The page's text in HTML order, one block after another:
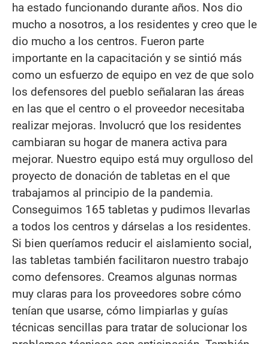
ha estado funcionando durante años. Nos dio
mucho a nosotros, a los residentes y creo que le
dio mucho a los centros. Fueron parte
importante en la capacitación y se sintió más
como un esfuerzo de equipo en vez de que solo
los defensores del pueblo señalaran las áreas
en las que el centro o el proveedor necesitaba
realizar mejoras. Involucró que los residentes
cambiaran su hogar de manera activa para
mejorar. Nuestro equipo está muy orgulloso del
proyecto de donación de tabletas en el que
trabajamos al principio de la pandemia.
Conseguimos 165 tabletas y pudimos llevarlas
a todos los centros y dárselas a los residentes.
Si bien queríamos reducir el aislamiento social,
las tabletas también facilitaron nuestro trabajo
como defensores. Creamos algunas normas
muy claras para los proveedores sobre cómo
tenían que usarse, cómo limpiarlas y guías
técnicas sencillas para tratar de solucionar los